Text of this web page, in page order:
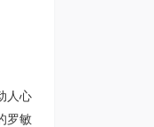
人心
罗敏